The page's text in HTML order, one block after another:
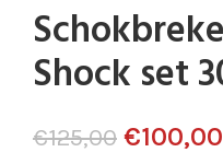
Shock set
€125,00 €100,00